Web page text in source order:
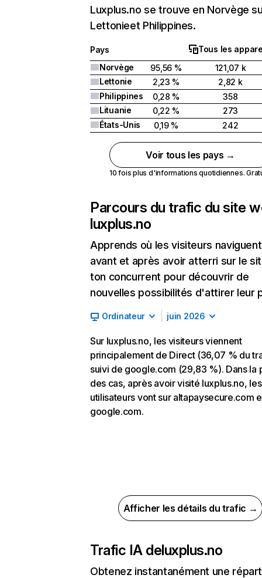
Luxplus.no se trouve en Norvège
Lettonieet Philippines.
Pays
Tous les
Norvège
95,56 %
121,07 k
Lettonie
2,23 %
2,82 k
Philippines
0,28 %
358
Lituanie
0,22 %
273
États-Unis
0,19 % 242
Voir tous les pays →
10 fois plus d'informations quotidiennes.
Parcours du trafic du site
luxplus.no
Apprends où les visiteurs naviguent
avant et après avoir atterri sur le
ton concurrent pour découvrir de
nouvelles possibilités d'attirer leur
Ordinateur juin 2026
Sur luxplus.no, les visiteurs viennent
principalement de Direct (36,07 % du
suivi de google.com (29,83 %). Dans la
des cas, après avoir visité luxplus.no, les
utilisateurs vont sur altapaysecure.com
google.com.
Afficher les détails du trafic →
Trafic IA deluxplus.no
Obtenez instantanément une